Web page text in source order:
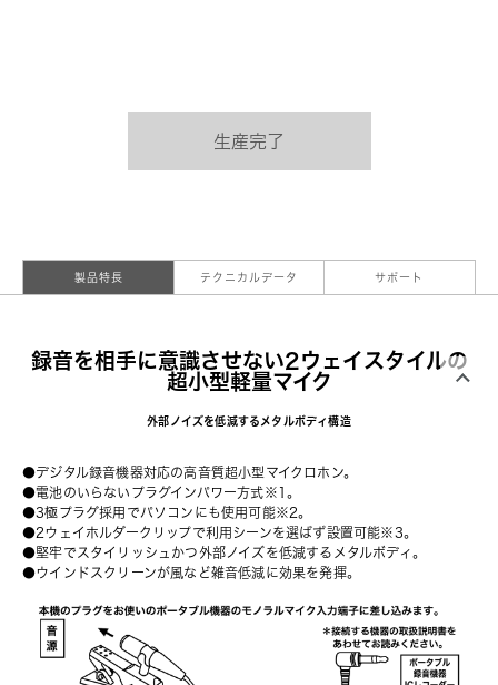
生産完了
製品特長 テクニカルデータ サポート
録音を相手に意識させない2ウェイスタイルの
超小型軽量マイク
外部ノイズを低減するメタルボディ構造
●デジタル録音機器対応の高音質超小型マイクロホン。
●電池のいらないプラグインパワー方式※1。
●3極プラグ採用でパソコンにも使用可能※2。
●2ウェイホルダークリップで利用シーンを選ばず設置可能※3。
●堅牢でスタイリッシュかつ外部ノイズを低減するメタルボディ。
●ウインドスクリーンが風など雑音低減に効果を発揮。